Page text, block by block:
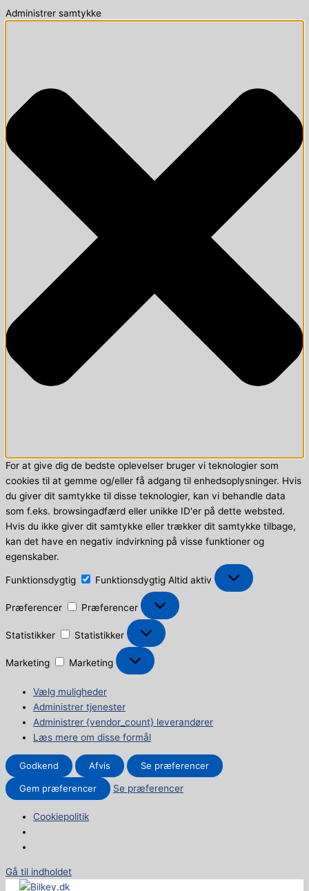
Administrer samtykke
For at give dig de bedste oplevelser bruger vi teknologier som
cookies til at gemme og/eller få adgang til enhedsoplysninger. Hvis
du giver dit samtykke til disse teknologier, kan vi behandle data
som f.eks. browsingadfærd eller unikke ID'er på dette websted.
Hvis du ikke giver dit samtykke eller trækker dit samtykke tilbage,
kan det have en negativ indvirkning på visse funktioner og
egenskaber.
Funktionsdygtig Funktionsdygtig Altid aktiv
Præferencer Præferencer
Statistikker Statistikker
Marketing Marketing
Vælg muligheder
Administrer tjenester
Administrer {vendor_count} leverandører
Læs mere om disse formål
Godkend Afvis Se præferencer
Gem præferencer Se præferencer
Cookiepolitik
Gå til indholdet